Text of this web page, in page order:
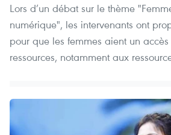
Lors d’un débat sur le thème
numérique", les intervenants ont
pour que les femmes aient un
ressources, notamment aux